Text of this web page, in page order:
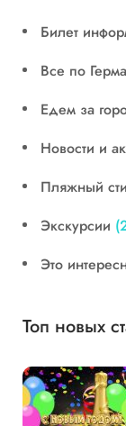
Билет
Все по
Едем за
Новости и
Пляжный
Экскурсии
Это
Топ новых